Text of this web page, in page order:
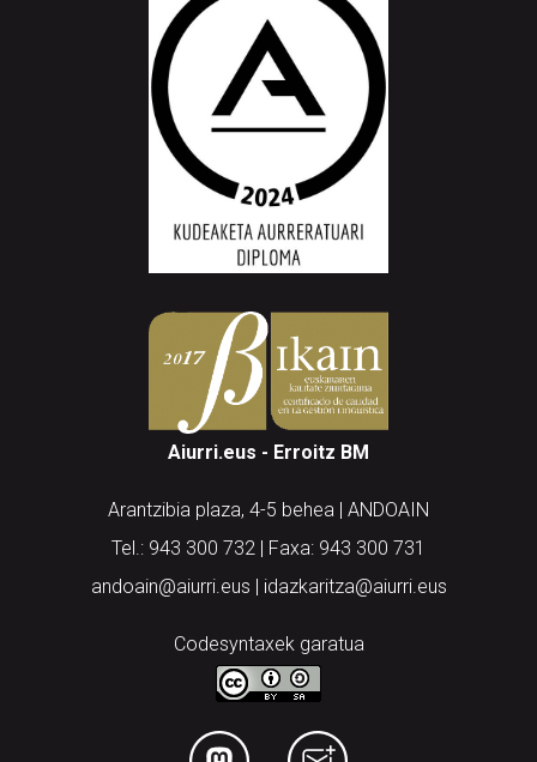
Aiurri.eus - Erroitz BM
Arantzibia plaza, 4-5 behea | ANDOAIN
Tel.: 943 300 732 | Faxa: 943 300 731
andoain@aiurri.eus | idazkaritza@aiurri.eus
Codesyntaxek garatua